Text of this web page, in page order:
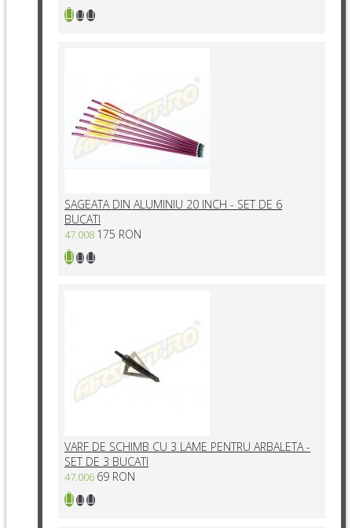
SAGEATA DIN ALUMINIU 20 INCH - SET DE 6
BUCATI
47.008 175 RON
VARF DE SCHIMB CU 3 LAME PENTRU ARBALETA -
SET DE 3 BUCATI
47.006 69 RON